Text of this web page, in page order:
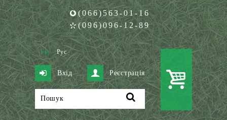
(066)563-01-16
(096)096-12-89
Укр Рус
Вхід Реєстрація